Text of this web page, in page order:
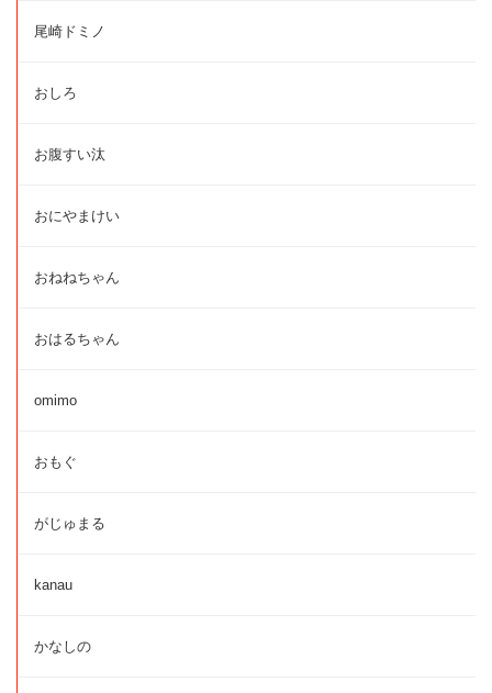
尾崎ドミノ
おしろ
お腹すい汰
おにやまけい
おねねちゃん
おはるちゃん
omimo
おもぐ
がじゅまる
kanau
かなしの